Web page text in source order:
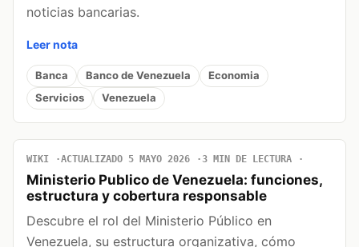
noticias bancarias.
Leer nota
Banca Banco de Venezuela
Economia
Servicios
Venezuela
WIKI ACTUALIZADO 5 MAYO 2026 3 MIN DE LECTURA
Ministerio Publico de Venezuela: funciones,
estructura y cobertura responsable
Descubre el rol del Ministerio Público en
Venezuela, su estructura organizativa, cómo